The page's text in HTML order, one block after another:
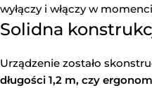
wyłączy i włączy w
Solidna
Urządzenie zostało
długości 1,2 m, czy